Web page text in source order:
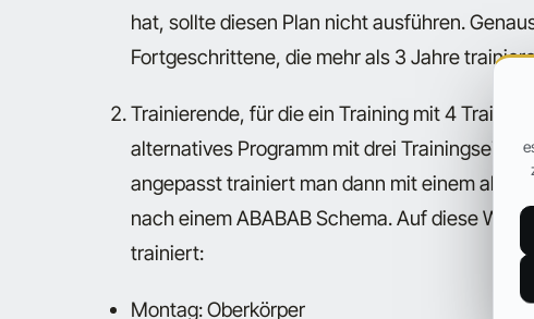
hat, sollte diesen Plan nicht ausführen.
Fortgeschrittene, die mehr als 3 Jahre
Trainierende, für die ein Training mit 4
alternatives Programm mit drei
angepasst trainiert man dann mit einem
nach einem ABABAB Schema. Auf diese
trainiert:
Montag: Oberkörper